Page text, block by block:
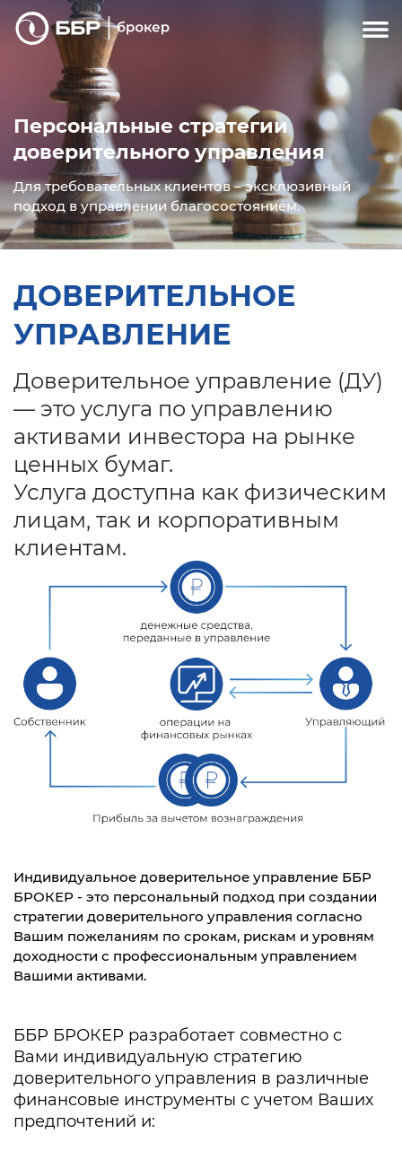
Персональные стратегии
доверительного управления
Для требовательных клиентов – эксклюзивный
подход в управлении благосостоянием.
ДОВЕРИТЕЛЬНОЕ
УПРАВЛЕНИЕ
Доверительное управление (ДУ)
— это услуга по управлению
активами инвестора на рынке
ценных бумаг.
Услуга доступна как физическим
лицам, так и корпоративным
клиентам.
Индивидуальное доверительное управление ББР
БРОКЕР - это персональный подход при создании
стратегии доверительного управления согласно
Вашим пожеланиям по срокам, рискам и уровням
доходности с профессиональным управлением
Вашими активами.
ББР БРОКЕР разработает совместно с
Вами индивидуальную стратегию
доверительного управления в различные
финансовые инструменты с учетом Ваших
предпочтений и: